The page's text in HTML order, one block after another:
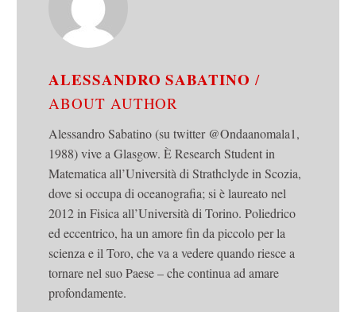
ALESSANDRO SABATINO /
ABOUT AUTHOR
Alessandro Sabatino (su twitter @Ondaanomala1,
1988) vive a Glasgow. È Research Student in
Matematica all’Università di Strathclyde in Scozia,
dove si occupa di oceanografia; si è laureato nel
2012 in Fisica all’Università di Torino. Poliedrico
ed eccentrico, ha un amore fin da piccolo per la
scienza e il Toro, che va a vedere quando riesce a
tornare nel suo Paese – che continua ad amare
profondamente.